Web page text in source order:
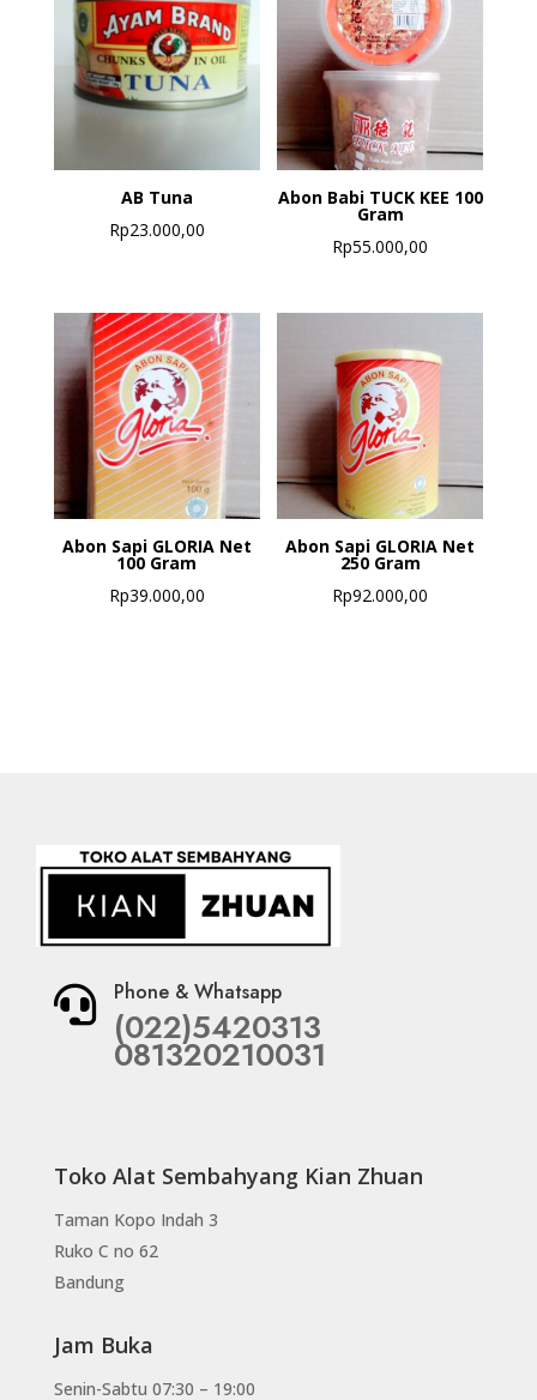
AB Tuna
Rp23.000,00
Abon Babi TUCK KEE 100
Gram
Rp55.000,00
Abon Sapi GLORIA Net
100 Gram
Rp39.000,00
Abon Sapi GLORIA Net
250 Gram
Rp92.000,00
 Phone & Whatsapp
(022)5420313
081320210031
Toko Alat Sembahyang Kian Zhuan
Taman Kopo Indah 3
Ruko C no 62
Bandung
Jam Buka
Senin-Sabtu 07:30 – 19:00